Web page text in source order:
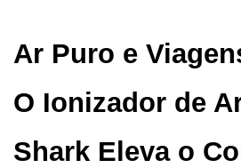
Ar Puro e
O Ionizador de
Shark Eleva o